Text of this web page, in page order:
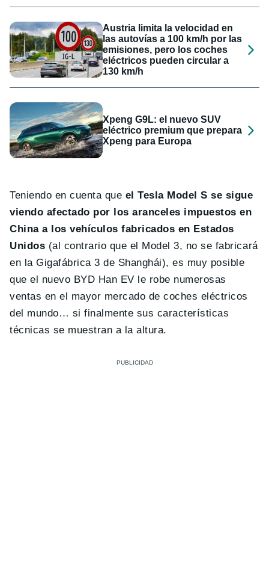
Austria limita la velocidad en
las autovías a 100 km/h por las
emisiones, pero los coches
eléctricos pueden circular a
130 km/h
Xpeng G9L: el nuevo SUV
eléctrico premium que prepara
Xpeng para Europa
Teniendo en cuenta que el Tesla Model S se sigue
viendo afectado por los aranceles impuestos en
China a los vehículos fabricados en Estados
Unidos (al contrario que el Model 3, no se fabricará
en la Gigafábrica 3 de Shanghái), es muy posible
que el nuevo BYD Han EV le robe numerosas
ventas en el mayor mercado de coches eléctricos
del mundo… si finalmente sus características
técnicas se muestran a la altura.